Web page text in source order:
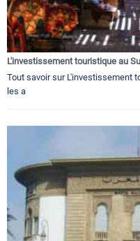
L'investissement touristique au
Tout savoir sur L'investissement
les a